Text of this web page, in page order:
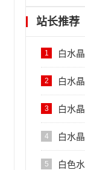
单一佩
站长推荐
1 白水
晶佛
2 白水
手链
3 白水
面是
4 白水
5 白色